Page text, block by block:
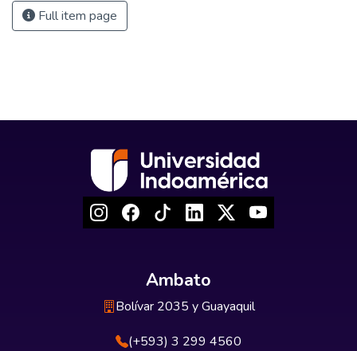
Full item page
Ambato
Bolívar 2035 y Guayaquil
(+593) 3 299 4560